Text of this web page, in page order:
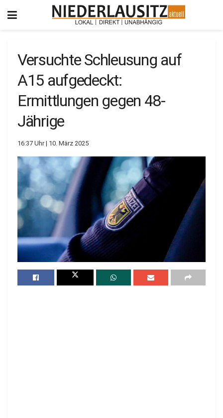
Versuchte Schleusung auf
A15 aufgedeckt:
Ermittlungen gegen 48-
Jährige
16:37 Uhr | 10. März 2025